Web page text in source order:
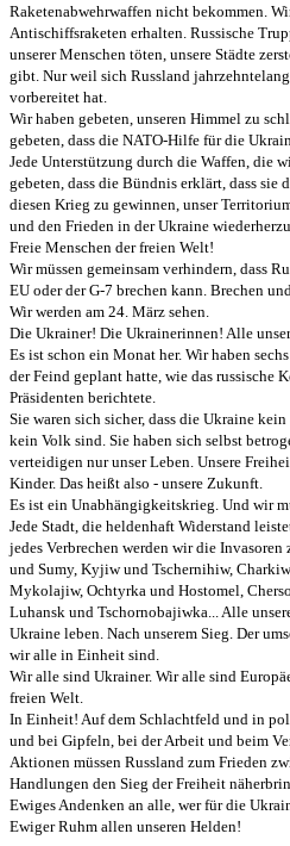
Raketenabwehrwaffen nicht bekommen.
Antischiffsraketen erhalten. Russische
unserer Menschen töten, unsere Städte
gibt. Nur weil sich Russland
vorbereitet hat.
Wir haben gebeten, unseren Himmel zu
gebeten, dass die NATO-Hilfe für die
Jede Unterstützung durch die Waffen, die
gebeten, dass die Bündnis erklärt, dass sie
diesen Krieg zu gewinnen, unser
und den Frieden in der Ukraine
Freie Menschen der freien Welt!
Wir müssen gemeinsam verhindern, dass
EU oder der G-7 brechen kann. Brechen
Wir werden am 24. März sehen.
Die Ukrainer! Die Ukrainerinnen! Alle
Es ist schon ein Monat her. Wir haben
der Feind geplant hatte, wie das russische
Präsidenten berichtete.
Sie waren sich sicher, dass die Ukraine
kein Volk sind. Sie haben sich selbst
verteidigen nur unser Leben. Unsere
Kinder. Das heißt also - unsere Zukunft.
Es ist ein Unabhängigkeitskrieg. Und wir
Jede Stadt, die heldenhaft Widerstand
jedes Verbrechen werden wir die
und Sumy, Kyjiw und Tschernihiw,
Mykolajiw, Ochtyrka und Hostomel,
Luhansk und Tschornobajiwka... Alle
Ukraine leben. Nach unserem Sieg. Der
wir alle in Einheit sind.
Wir alle sind Ukrainer. Wir alle sind
freien Welt.
In Einheit! Auf dem Schlachtfeld und in
und bei Gipfeln, bei der Arbeit und beim
Aktionen müssen Russland zum Frieden
Handlungen den Sieg der Freiheit
Ewiges Andenken an alle, wer für die
Ewiger Ruhm allen unseren Helden!